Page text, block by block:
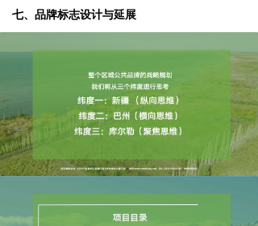
七、品牌标志设计与延展